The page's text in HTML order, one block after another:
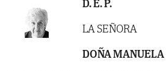
D. E. P.
LA SEÑORA
DOÑA